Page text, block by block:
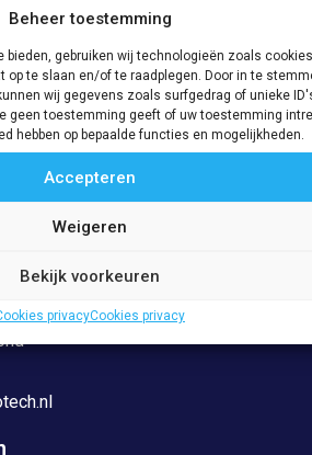
Beheer toestemming
bieden, gebruiken wij technologieën zoals
op te slaan en/of te raadplegen. Door in te
wij gegevens zoals surfgedrag of unieke
geen toestemming geeft of uw toestemming
hebben op bepaalde functies en mogelijkheden.
Accepteren
Weigeren
Bekijk voorkeuren
privacyCookies privacy
751-17820